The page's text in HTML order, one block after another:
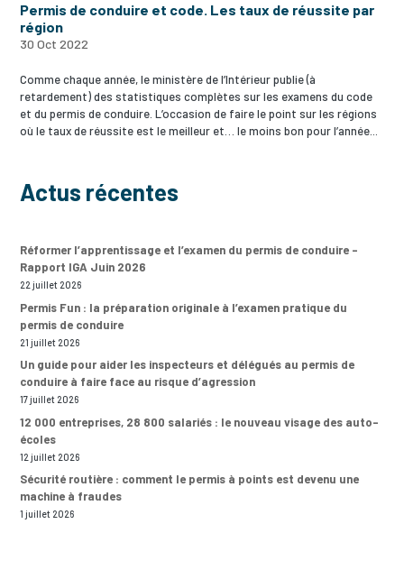
Permis de conduire et code. Les taux de réussite par
région
30 Oct 2022
Comme chaque année, le ministère de l’Intérieur publie (à
retardement) des statistiques complètes sur les examens du code
et du permis de conduire. L’occasion de faire le point sur les régions
où le taux de réussite est le meilleur et… le moins bon pour l’année...
Actus récentes
Réformer l’apprentissage et l’examen du permis de conduire –
Rapport IGA Juin 2026
22 juillet 2026
Permis Fun : la préparation originale à l’examen pratique du
permis de conduire
21 juillet 2026
Un guide pour aider les inspecteurs et délégués au permis de
conduire à faire face au risque d’agression
17 juillet 2026
12 000 entreprises, 28 800 salariés : le nouveau visage des auto-
écoles
12 juillet 2026
Sécurité routière : comment le permis à points est devenu une
machine à fraudes
1 juillet 2026